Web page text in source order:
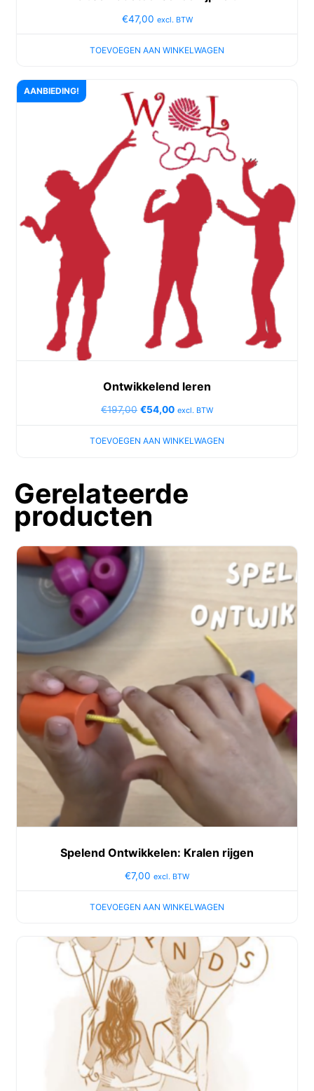
€47,00 excl. BTW
TOEVOEGEN AAN WINKELWAGEN
AANBIEDING!
Ontwikkelend leren
€197,00 €54,00 excl. BTW
TOEVOEGEN AAN WINKELWAGEN
Gerelateerde
producten
Spelend Ontwikkelen: Kralen rijgen
€7,00 excl. BTW
TOEVOEGEN AAN WINKELWAGEN